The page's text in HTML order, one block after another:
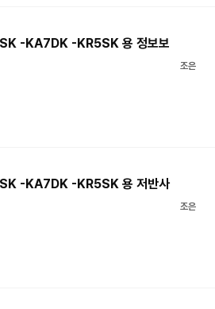
-KA7DK -KR5SK 용 정보보
조은
-KA7DK -KR5SK 용 저반사
조은